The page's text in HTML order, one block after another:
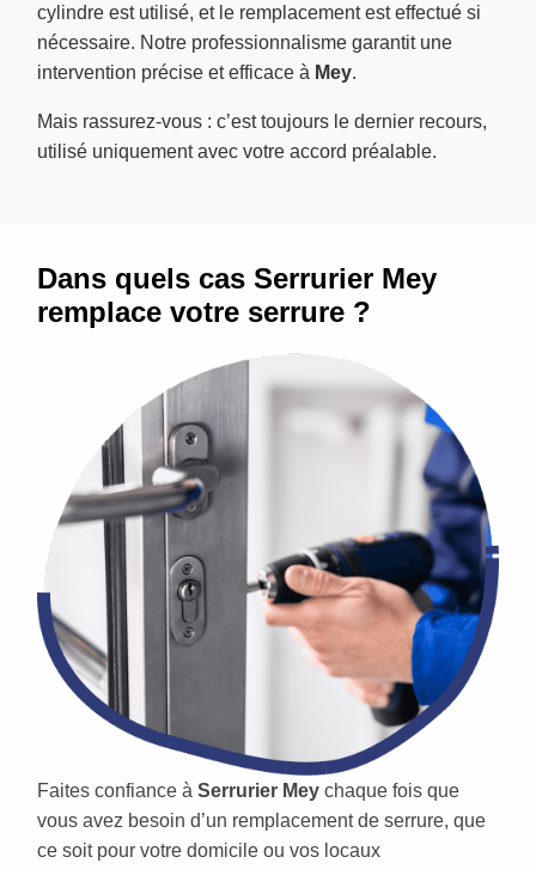
cylindre est utilisé, et le remplacement est effectué si
nécessaire. Notre professionnalisme garantit une
intervention précise et efficace à Mey.
Mais rassurez-vous : c’est toujours le dernier recours,
utilisé uniquement avec votre accord préalable.
Dans quels cas Serrurier Mey
remplace votre serrure ?
Faites confiance à Serrurier Mey chaque fois que
vous avez besoin d’un remplacement de serrure, que
ce soit pour votre domicile ou vos locaux